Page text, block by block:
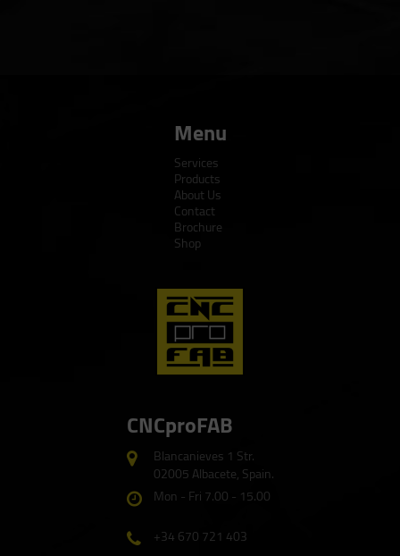
Menu
Services
Products
About Us
Contact
Brochure
Shop
CNCproFAB
Blancanieves 1 Str.
02005 Albacete, Spain.
Mon - Fri 7.00 - 15.00
+34 670 721 403